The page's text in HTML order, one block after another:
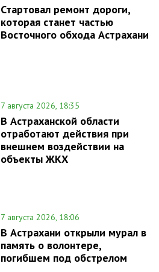
Стартовал ремонт дороги,
которая станет частью
Восточного обхода Астрахани
7 августа 2026, 18:35
В Астраханской области
отработают действия при
внешнем воздействии на
объекты ЖКХ
7 августа 2026, 18:06
В Астрахани открыли мурал в
память о волонтере,
погибшем под обстрелом